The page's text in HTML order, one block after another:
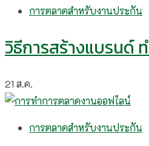
การตลาดสำหรับงานประกัน
วิธีการสร้างแบรนด์
21 ส.ค.
การตลาดสำหรับงานประกัน